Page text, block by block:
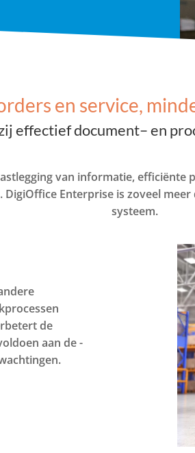
en service,
effectiefdocument– en
van informatie, efficiënte
DigiOffice Enterprise is zoveel
systeem.
de
aan de -